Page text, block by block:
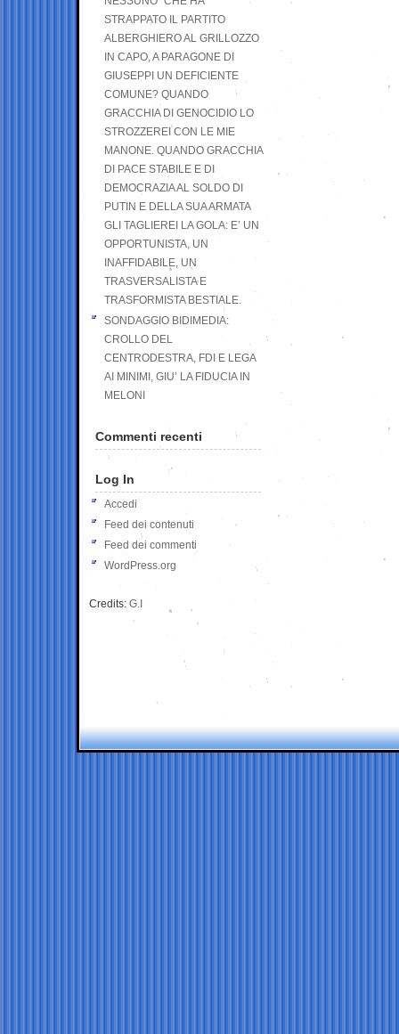
STRAPPATO IL PARTITO
ALBERGHIERO AL GRILLOZZO
IN CAPO, A PARAGONE DI
GIUSEPPI UN DEFICIENTE
COMUNE? QUANDO
GRACCHIA DI GENOCIDIO LO
STROZZEREI CON LE MIE
MANONE. QUANDO GRACCHIA
DI PACE STABILE E DI
DEMOCRAZIA AL SOLDO DI
PUTIN E DELLA SUA ARMATA
GLI TAGLIEREI LA GOLA: E’ UN
OPPORTUNISTA, UN
INAFFIDABILE, UN
TRASVERSALISTA E
TRASFORMISTA BESTIALE.
SONDAGGIO BIDIMEDIA:
CROLLO DEL
CENTRODESTRA, FDI E LEGA
AI MINIMI, GIU’ LA FIDUCIA IN
MELONI
Commenti recenti
Log In
Accedi
Feed dei contenuti
Feed dei commenti
WordPress.org
Credits: G.I